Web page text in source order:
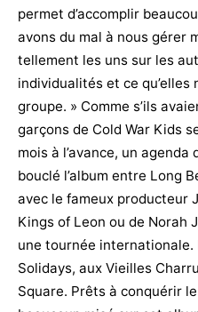
permet d’accomplir
avons du mal à nous gérer
tellement les uns sur les
individualités et ce
groupe. » Comme s’ils
garçons de Cold War Kids
mois à l’avance, un
bouclé l’album entre Long
avec le fameux producteur
Kings of Leon ou de Norah
une tournée
Solidays, aux Vieilles
Square. Prêts à conquérir